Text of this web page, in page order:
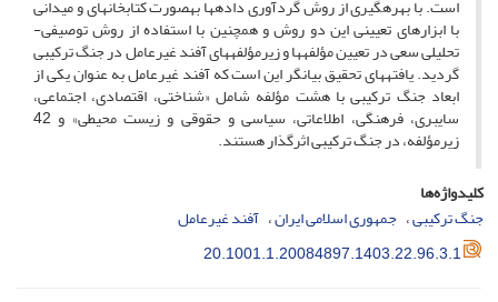
است. با بهره­گیری از روش گردآوری داده­ها به­صورت کتابخانه­ای و میدانی
با ابزارهای تعیینی این دو روش و همچنین با استفاده از روش توصیفی-
تحلیلی سعی در تعیین مؤلفه­ها و زیرمؤلفه­های آفند غیرعامل در جنگ ترکیبی
گردید. یافته­های تحقیق بیانگر این است که آفند غیرعامل به عنوان یکی از
ابعاد جنگ ترکیبی با هشت مؤلفه شامل «شناختی، اقتصادی، اجتماعی،
سایبری، فرهنگی، اطلاعاتی، سیاسی و حقوقی و زیست محیطی» و 42
زیرمؤلفه، در جنگ ترکیبی اثرگذار هستند.
کلیدواژه‌ها
جنگ ترکیبی جمهوری اسلامی ایران آفند غیرعامل
20.1001.1.20084897.1403.22.96.3.1